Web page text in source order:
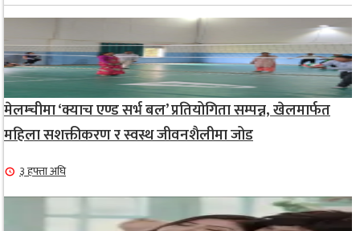
मेलम्चीमा ‘क्याच एण्ड सर्भ बल’ प्रतियोगिता सम्पन्न, खेलमार्फत
महिला सशक्तीकरण र स्वस्थ जीवनशैलीमा जोड
३ हफ्ता अघि